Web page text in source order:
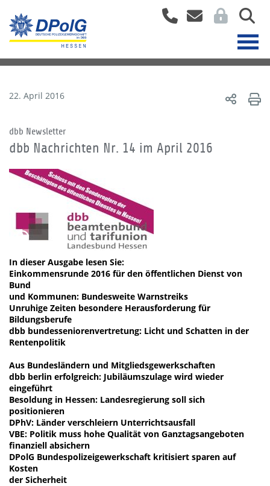
22. April 2016
dbb Newsletter
dbb Nachrichten Nr. 14 im April 2016
In dieser Ausgabe lesen Sie:
Einkommensrunde 2016 für den öffentlichen Dienst von
Bund
und Kommunen: Bundesweite Warnstreiks
Unruhige Zeiten besondere Herausforderung für
Bildungsberufe
dbb bundesseniorenvertretung: Licht und Schatten in der
Rentenpolitik
Aus Bundesländern und Mitgliedsgewerkschaften
dbb berlin erfolgreich: Jubiläumszulage wird wieder
eingeführt
Besoldung in Hessen: Landesregierung soll sich
positionieren
DPhV: Länder verschleiern Unterrichtsausfall
VBE: Politik muss hohe Qualität von Ganztagsangeboten
finanziell absichern
DPolG Bundespolizeigewerkschaft kritisiert sparen auf
Kosten
der Sicherheit